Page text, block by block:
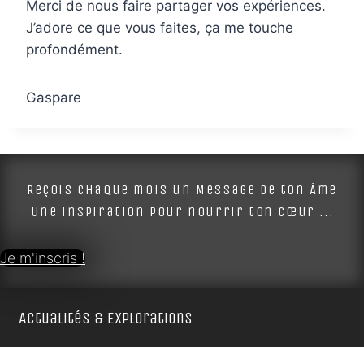
Merci de nous faire partager vos expériences.
J’adore ce que vous faites, ça me touche
profondément.
Gaspare
Reçois chaque mois un Message de ton Âme
une inspiration pour nourrir ton cœur ...
Je m'inscris !
Actualités & Explorations